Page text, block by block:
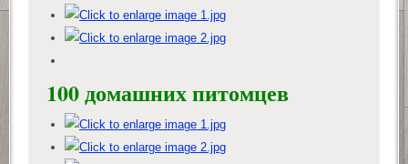
100 домашних питомцев